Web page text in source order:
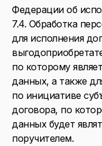
Федерации об
7.4. Обработка
для исполнения
по которому
данных, а также
по инициативе
договора, по
данных будет
поручителем.